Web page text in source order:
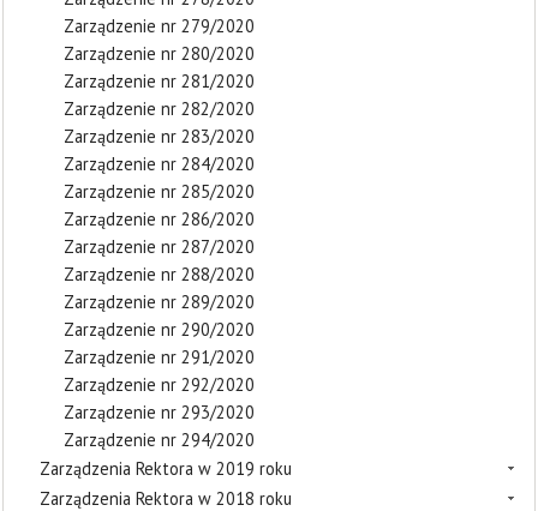
Zarządzenie nr 279/2020
Zarządzenie nr 280/2020
Zarządzenie nr 281/2020
Zarządzenie nr 282/2020
Zarządzenie nr 283/2020
Zarządzenie nr 284/2020
Zarządzenie nr 285/2020
Zarządzenie nr 286/2020
Zarządzenie nr 287/2020
Zarządzenie nr 288/2020
Zarządzenie nr 289/2020
Zarządzenie nr 290/2020
Zarządzenie nr 291/2020
Zarządzenie nr 292/2020
Zarządzenie nr 293/2020
Zarządzenie nr 294/2020
Zarządzenia Rektora w 2019 roku
Zarządzenia Rektora w 2018 roku